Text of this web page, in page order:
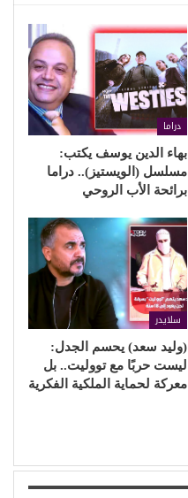
دراما
بهاء الدين يوسف يكتب:
مسلسل (الويستيز).. دراما
برائحة الأب الروحي
سلايدر
(وليد سعد) يحسم الجدل:
ليست حربًا مع تووليت.. بل
معركة لحماية الملكية الفكرية